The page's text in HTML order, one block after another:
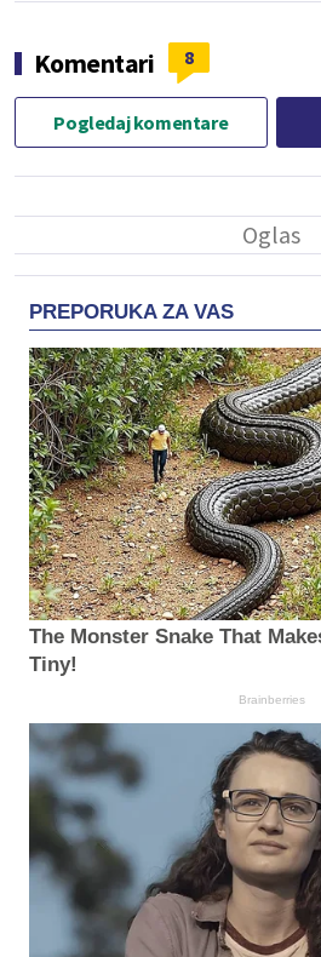
Komentari 8
Pogledaj komentare
PREPORUKA ZA VAS
The Monster Snake That
Tiny!
Brainberries